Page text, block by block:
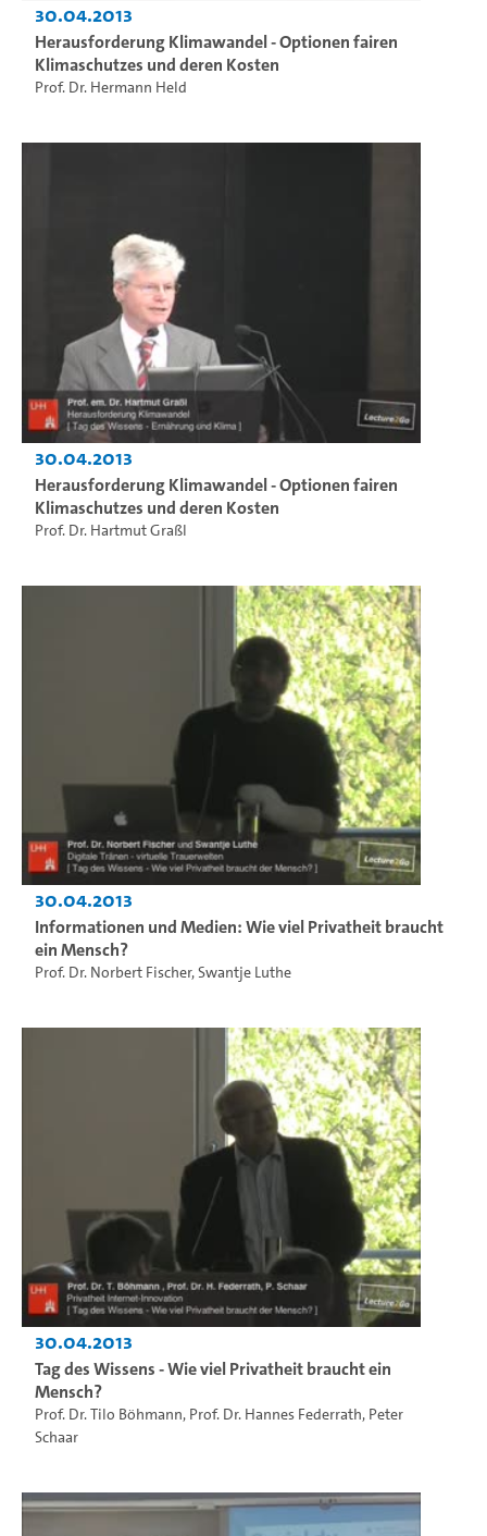
30.04.2013
Herausforderung Klimawandel - Optionen fairen
Klimaschutzes und deren Kosten
Prof. Dr. Hermann Held
30.04.2013
Herausforderung Klimawandel - Optionen fairen
Klimaschutzes und deren Kosten
Prof. Dr. Hartmut Graßl
30.04.2013
Informationen und Medien: Wie viel Privatheit braucht
ein Mensch?
Prof. Dr. Norbert Fischer,Swantje Luthe
30.04.2013
Tag des Wissens - Wie viel Privatheit braucht ein
Mensch?
Prof. Dr. Tilo Böhmann, Prof. Dr. Hannes Federrath, Peter
Schaar